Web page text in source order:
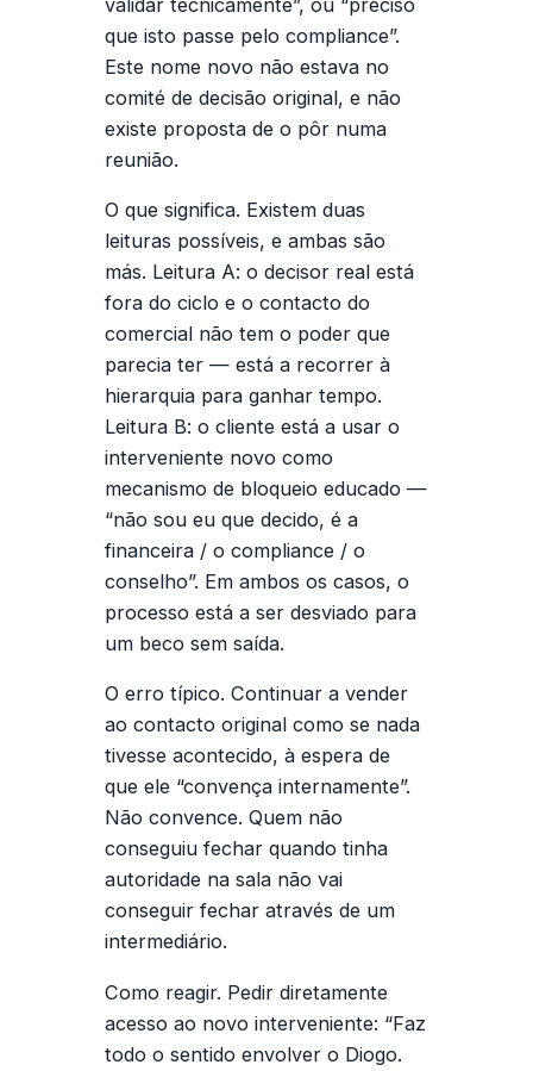
que isto passe pelo compliance”.
Este nome novo não estava no
comité de decisão original, e não
existe proposta de o pôr numa
reunião.
O que significa. Existem duas
leituras possíveis, e ambas são
más. Leitura A: o decisor real está
fora do ciclo e o contacto do
comercial não tem o poder que
parecia ter — está a recorrer à
hierarquia para ganhar tempo.
Leitura B: o cliente está a usar o
interveniente novo como
mecanismo de bloqueio educado —
“não sou eu que decido, é a
financeira / o compliance / o
conselho”. Em ambos os casos, o
processo está a ser desviado para
um beco sem saída.
O erro típico. Continuar a vender
ao contacto original como se nada
tivesse acontecido, à espera de
que ele “convença internamente”.
Não convence. Quem não
conseguiu fechar quando tinha
autoridade na sala não vai
conseguir fechar através de um
intermediário.
Como reagir. Pedir diretamente
acesso ao novo interveniente: “Faz
todo o sentido envolver o Diogo.